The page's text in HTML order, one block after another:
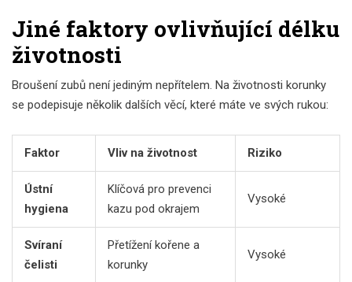
Jiné faktory ovlivňující délku
životnosti
Broušení zubů není jediným nepřítelem. Na životnosti korunky
se podepisuje několik dalších věcí, které máte ve svých rukou:
Faktor Vliv na životnost Riziko
Ústní
hygiena
Klíčová pro prevenci
kazu pod okrajem
Vysoké
Svíraní
čelisti
Přetížení kořene a
korunky
Vysoké